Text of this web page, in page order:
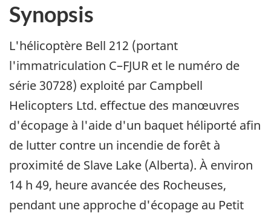
Synopsis
L'hélicoptère Bell 212 (portant
l'immatriculation C–FJUR et le numéro de
série 30728) exploité par Campbell
Helicopters Ltd. effectue des manœuvres
d'écopage à l'aide d'un baquet héliporté afin
de lutter contre un incendie de forêt à
proximité de Slave Lake (Alberta). À environ
14 h 49, heure avancée des Rocheuses,
pendant une approche d'écopage au Petit